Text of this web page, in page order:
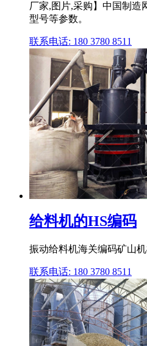
厂家,图片,采购】中国制造
型号等参数。
联系电话: 180 3780 8511
给料机的HS编码
振动给料机海关编码矿山
联系电话: 180 3780 8511